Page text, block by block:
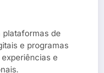
plataformas de
e programas
e